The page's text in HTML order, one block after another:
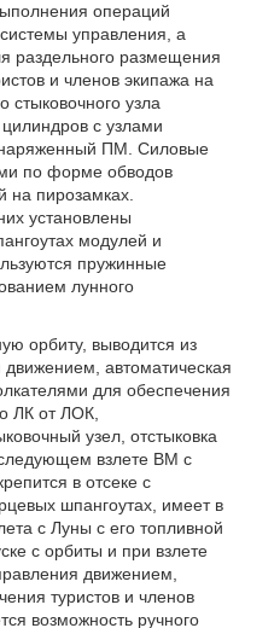
операций
управления, а
раздельного размещения
и членов экипажа на
стыковочного узла
с узлами
ПМ. Силовые
по форме обводов
на пирозамках.
установлены
модулей и
пружинные
лунного
орбиту, выводится из
автоматическая
для обеспечения
ЛК от ЛОК,
узел, отстыковка
взлете ВМ с
в отсеке с
шпангоутах, имеет в
с Луны с его топливной
с орбиты и при взлете
движением,
туристов и членов
возможность ручного